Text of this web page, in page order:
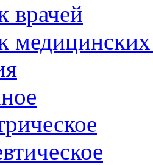
врачей
медицинских